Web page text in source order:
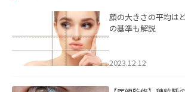
顔の大きさの平均は
の基準も解説
2023.12.12